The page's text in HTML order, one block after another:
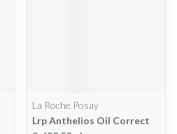
La Roche Posay
Lrp Anthelios Oil Correct